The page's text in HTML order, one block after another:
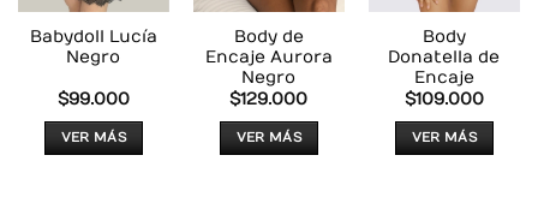
Babydoll Lucía
Negro
$99.000
VER MÁS
Body de
Encaje Aurora
Negro
$129.000
VER MÁS
Body
Donatella de
Encaje
$109.000
VER MÁS